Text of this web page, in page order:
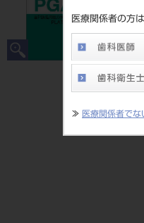
医療関係者の方
≫ 医療関係者でな